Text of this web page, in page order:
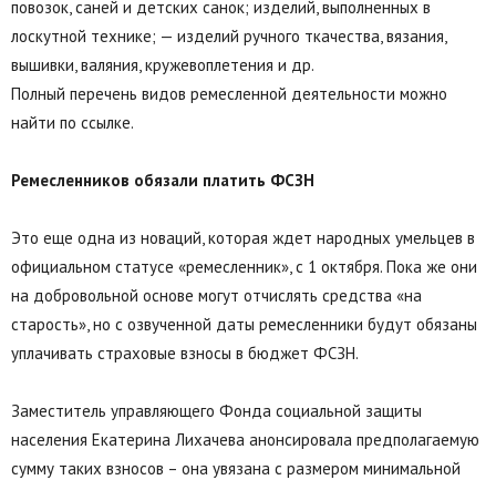
повозок, саней и детских санок; изделий, выполненных в
лоскутной технике; — изделий ручного ткачества, вязания,
вышивки, валяния, кружевоплетения и др.
Полный перечень видов ремесленной деятельности можно
найти по ссылке.
Ремесленников обязали платить ФСЗН
Это еще одна из новаций, которая ждет народных умельцев в
официальном статусе «ремесленник», с 1 октября. Пока же они
на добровольной основе могут отчислять средства «на
старость», но с озвученной даты ремесленники будут обязаны
уплачивать страховые взносы в бюджет ФСЗН.
Заместитель управляющего Фонда социальной защиты
населения Екатерина Лихачева анонсировала предполагаемую
сумму таких взносов – она увязана с размером минимальной